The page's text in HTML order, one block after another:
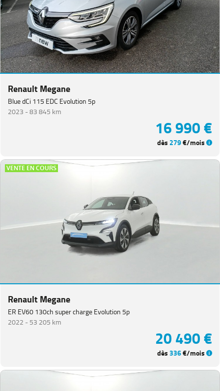
Renault Megane
Blue dCi 115 EDC Evolution 5p
2023 -83 845 km
16 990 €
dès 279€/mois
VENTE EN COURS
Renault Megane
ER EV60 130ch super charge Evolution 5p
2022 -53 205 km
20 490 €
dès336€/mois